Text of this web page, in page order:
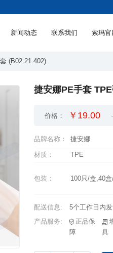
新闻动态 联系我们 索玛官
(B02.21.402)
捷安娜PE手套
价格： ￥19.00
品牌名称： 捷安娜
材质： TPE
包装：
100只/盒,40
配送信息:
5个工作日内
产品服务:
障
具